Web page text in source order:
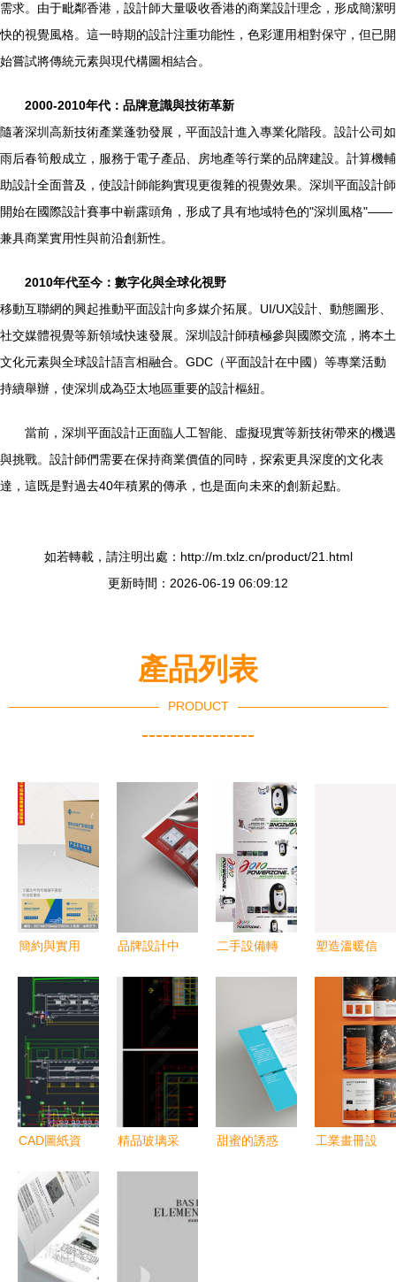
需求。由于毗鄰香港，設計師大量吸收香港的商業設計理念，形成簡潔明
快的視覺風格。這一時期的設計注重功能性，色彩運用相對保守，但已開
始嘗試將傳統元素與現代構圖相結合。
2000-2010年代：品牌意識與技術革新
隨著深圳高新技術產業蓬勃發展，平面設計進入專業化階段。設計公司如
雨后春筍般成立，服務于電子產品、房地產等行業的品牌建設。計算機輔
助設計全面普及，使設計師能夠實現更復雜的視覺效果。深圳平面設計師
開始在國際設計賽事中嶄露頭角，形成了具有地域特色的"深圳風格"——
兼具商業實用性與前沿創新性。
2010年代至今：數字化與全球化視野
移動互聯網的興起推動平面設計向多媒介拓展。UI/UX設計、動態圖形、
社交媒體視覺等新領域快速發展。深圳設計師積極參與國際交流，將本土
文化元素與全球設計語言相融合。GDC（平面設計在中國）等專業活動
持續舉辦，使深圳成為亞太地區重要的設計樞紐。
當前，深圳平面設計正面臨人工智能、虛擬現實等新技術帶來的機遇
與挑戰。設計師們需要在保持商業價值的同時，探索更具深度的文化表
達，這既是對過去40年積累的傳承，也是面向未來的創新起點。
如若轉載，請注明出處：http://m.txlz.cn/product/21.html
更新時間：2026-06-19 06:09:12
產品列表
PRODUCT
----------------
簡約與實用
裝平面設計
的核心要素
品牌設計中
宣傳畫冊樣
面視覺傳達
二手設備轉
業的資產優
化選擇
塑造溫暖信
嬰兒產品品
牌形象設計
解析
CAD圖紙資
污水處理工
藝到全屋定
制的專業設
計圖庫
精品玻璃采
圖紙設計與
指南
甜蜜的誘惑
工業畫冊設